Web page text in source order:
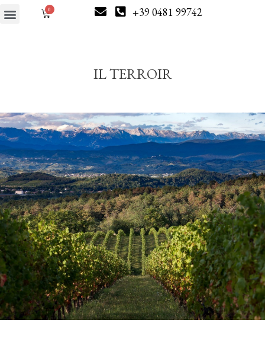
+39 0481 99742
IL TERROIR